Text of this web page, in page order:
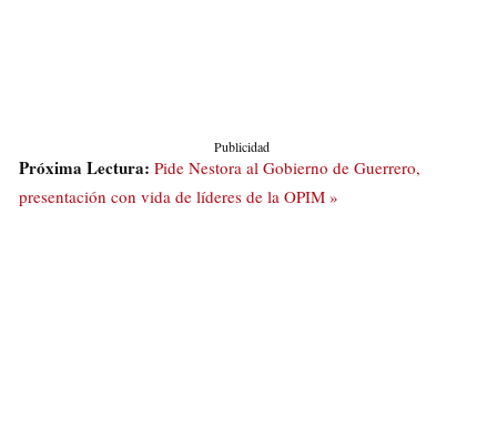
Publicidad
Próxima Lectura: Pide Nestora al Gobierno de Guerrero,
presentación con vida de líderes de la OPIM »